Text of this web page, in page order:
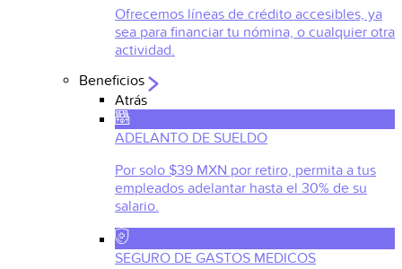
Ofrecemos líneas de crédito accesibles, ya
sea para financiar tu nómina, o cualquier otra
actividad.
Beneficios
Atrás
ADELANTO DE SUELDO
Por solo $39 MXN por retiro, permita a tus
empleados adelantar hasta el 30% de su
salario.
SEGURO DE GASTOS MEDICOS